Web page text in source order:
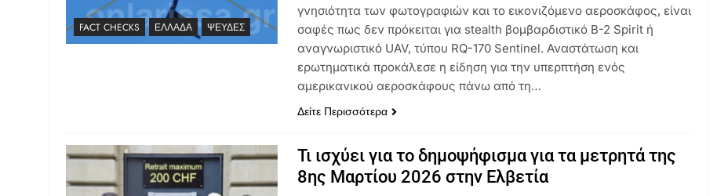
FACT CHECKS ΕΛΛΆΔΑ ΨΕΥΔΈΣ
γνησιότητα των φωτογραφιών και το εικονιζόμενο αεροσκάφος, είναι
σαφές πως δεν πρόκειται για stealth βομβαρδιστικό B-2 Spirit ή
αναγνωριστικό UAV, τύπου RQ-170 Sentinel. Αναστάτωση και
ερωτηματικά προκάλεσε η είδηση για την υπερπτήση ενός
αμερικανικού αεροσκάφους πάνω από τη…
Δείτε Περισσότερα
Τι ισχύει για το δημοψήφισμα για τα μετρητά της
8ης Μαρτίου 2026 στην Ελβετία